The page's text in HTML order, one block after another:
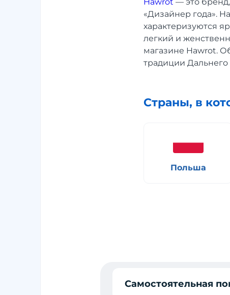
«Дизайнер года».
характеризуются
легкий и
магазине Hawrot.
традиции Дальнего
Страны, в
Польша
Самостоятельная